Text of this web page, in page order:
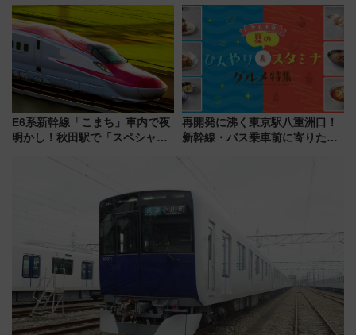
たな玄関口へ
E6系新幹線「こまち」車内で夜
明かし！秋田駅で「スペシャル
再開発に沸く東京駅八重洲口！
新幹線・バス乗車前に寄りたい